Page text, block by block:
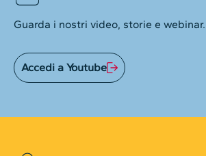
Guarda i nostri video, storie e webinar.
Accedi a Youtube